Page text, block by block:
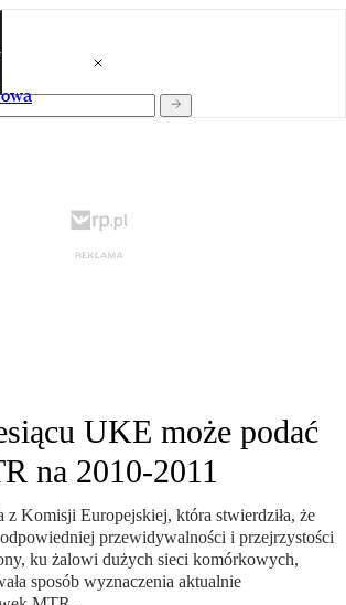
UKE może podać
na 2010-2011
z Komisji Europejskiej, która stwierdziła, że
przewidywalności i przejrzystości
ku żalowi dużych sieci komórkowych,
sposób wyznaczenia aktualnie